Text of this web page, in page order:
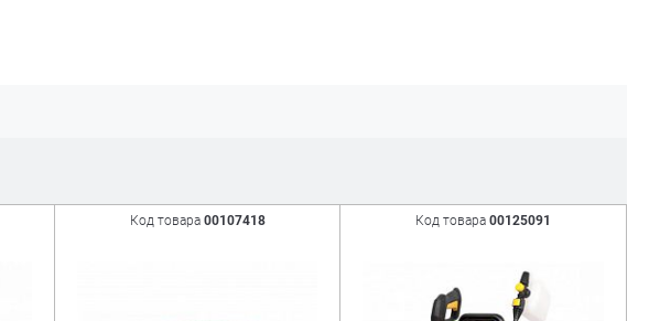
Код товара 00107418 Код товара00125091